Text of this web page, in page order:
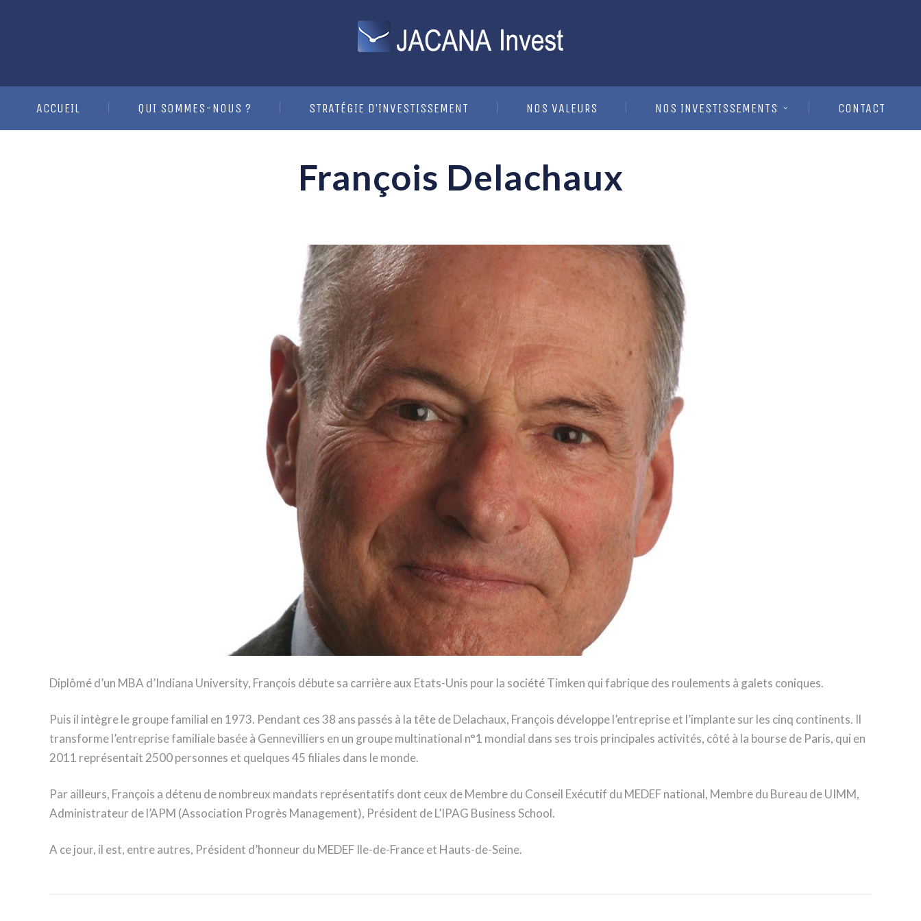
ACCUEIL QUI SOMMES-NOUS ? STRATÉGIE D’INVESTISSEMENT NOS VALEURS NOS INVESTISSEMENTS CONTACT
François Delachaux
Diplômé d’un MBA d’Indiana University, François débute sa carrière aux Etats-Unis pour la société Timken qui fabrique des roulements à galets coniques.
Puis il intègre le groupe familial en 1973. Pendant ces 38 ans passés à la tête de Delachaux, François développe l’entreprise et l’implante sur les cinq continents. Il
transforme l’entreprise familiale basée à Gennevilliers en un groupe multinational n°1 mondial dans ses trois principales activités, côté à la bourse de Paris, qui en
2011 représentait 2500 personnes et quelques 45 filiales dans le monde.
Par ailleurs, François a détenu de nombreux mandats représentatifs dont ceux de Membre du Conseil Exécutif du MEDEF national, Membre du Bureau de UIMM,
Administrateur de l’APM (Association Progrès Management), Président de L’IPAG Business School.
A ce jour, il est, entre autres, Président d’honneur du MEDEF Ile-de-France et Hauts-de-Seine.